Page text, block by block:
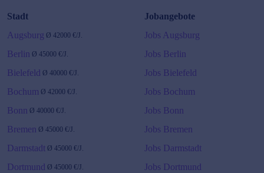
Stadt
Jobangebote
Augsburg Ø 42000 €/J.
Jobs Augsburg
Berlin Ø 45000 €/J.
Jobs Berlin
Bielefeld Ø 40000 €/J.
Jobs Bielefeld
Bochum Ø 42000 €/J.
Jobs Bochum
Bonn Ø 40000 €/J.
Jobs Bonn
Bremen Ø 45000 €/J.
Jobs Bremen
Darmstadt Ø 45000 €/J.
Jobs Darmstadt
Dortmund Ø 45000 €/J.
Jobs Dortmund